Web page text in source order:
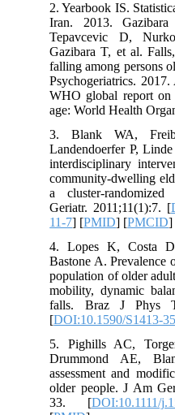
2. Yearbook IS.
Iran. 2013.
Tepavcevic D,
Gazibara T, et al.
falling among persons
Psychogeriatrics.
WHO global report
age: World Health
3. Blank WA,
Landendoerfer P,
interdisciplinary
community-dwelling
a cluster-
Geriatr.
11-7] [PMID] [PMCID
4. Lopes K, Costa
Bastone A.
population of older
mobility, dynamic
falls. Braz J Phys
[DOI:10.1590/S1413-
5. Pighills AC,
Drummond AE,
assessment and
older people. J Am
33. [DOI:10.1111/